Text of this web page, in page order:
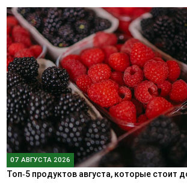
07 АВГУСТА 2026
Топ‑5 продуктов августа, которые стоит